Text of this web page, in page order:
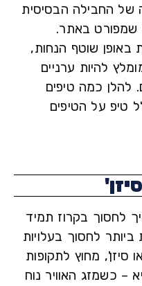
הבסיסית
באתר.
שוטף הנחות,
ערניים
כמה טיפים
על הטיפים
בקרוז תמיד
לחסוך בעלויות
מחוץ לתקופות
האוויר נוח